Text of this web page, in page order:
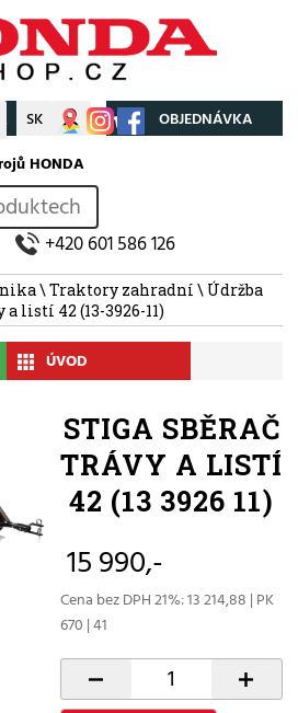
CZ SK Můj účet OBJEDNÁVKA
HONDA
+420 601 586 126
\Traktory zahradní \ Údržba
listí 42 (13-3926-11)
ÚVOD
STIGA SBĚRAČ
TRÁVY A LISTÍ
42 (13 3926 11)
15 990,-
Cena bez DPH 21%: 13 214,88 | PK
670 | 41
- +